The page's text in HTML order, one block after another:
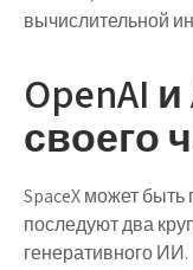
вычислительной
OpenAI
своего
SpaceX может быть
последуют два
генеративного ИИ.